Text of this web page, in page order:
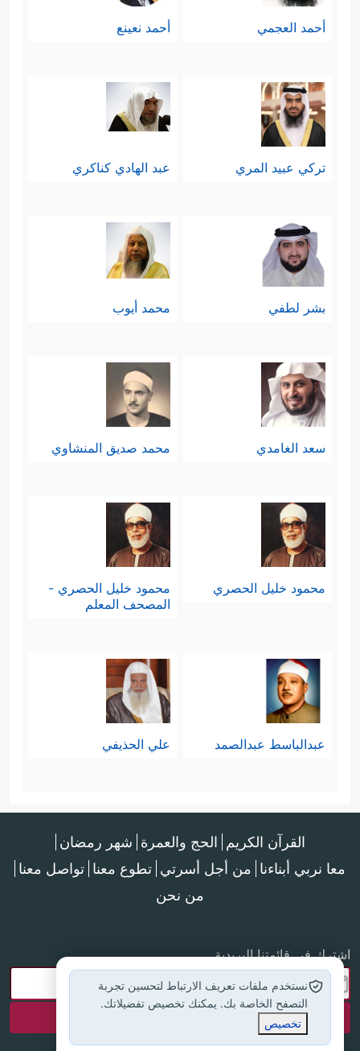
أحمد العجمي أحمد نعينع
تركي عبيد المري عبد الهادي كناكري
بشر لطفي محمد أيوب
سعد الغامدي محمد صديق المنشاوي
محمود خليل الحصري
محمود خليل الحصري -
المصحف المعلم
عبدالباسط عبدالصمد علي الحذيفي
القرآن الكريم الحج والعمرة شهر رمضان
معا نربي أبناءنا من أجل أسرتي تطوع معنا تواصل معنا
من نحن
اشترك في قائمتنا البريدية
نستخدم ملفات تعريف الارتباط لتحسين تجربة
التصفح الخاصة بك. يمكنك تخصيص تفضيلاتك.
تخصيص